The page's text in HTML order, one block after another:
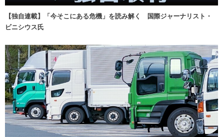
【独自連載】「今そこにある危機」を読み解く 国際ジャーナリスト・
ビニシウス氏